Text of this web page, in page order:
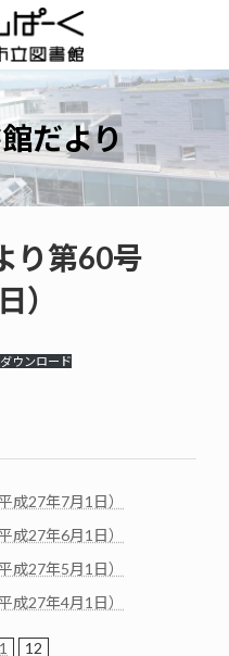
だより
り第60号
）
ダウンロード
成27年7月1日）
成27年6月1日）
成27年5月1日）
成27年4月1日）
12